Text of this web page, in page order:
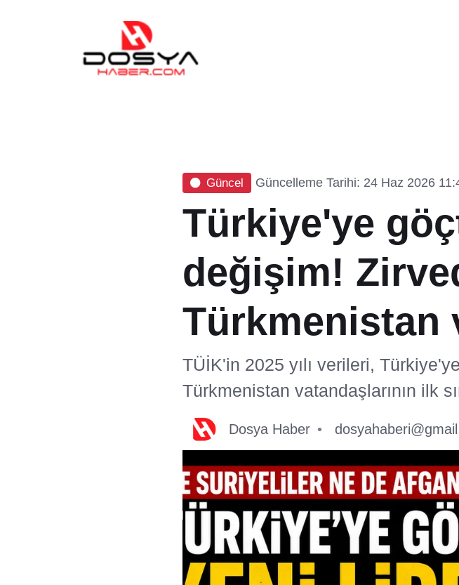
Güncel Güncelleme Tarihi: 24 Haz 2026
Türkiye'ye
değişim!
Türkmenistan
TÜİK'in 2025 yılı verileri,
Türkmenistan vatandaşlarının ilk
Dosya Haber